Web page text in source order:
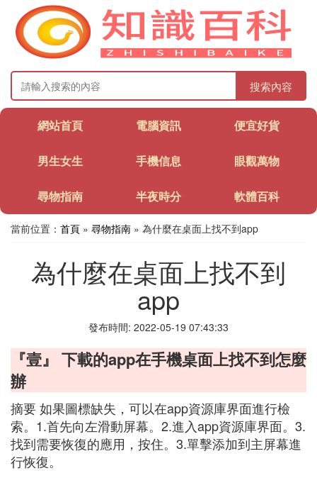
搜索內容
網站首頁 電腦資訊 便宜好貨
男生女生 手機信息 眼觀萬物
尋物指南 半夜時分 軟體百科
當前位置： 首頁 » 尋物指南 » 為什麼在桌面上找不到app
為什麼在桌面上找不到
app
發布時間: 2022-05-19 07:43:33
『壹』 下載的app在手機桌面上找不到怎麼
辦
摘要 如果圖標缺失，可以在app資源庫界面進行檢
索。1.首先向左滑動屏幕。2.進入app資源庫界面。3.
找到需要恢復的應用，按住。3.單擊添加到主屏幕進
行恢復。